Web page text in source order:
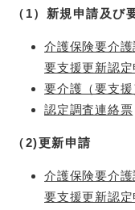
（1）新規申請及び
介護保険要介
要支援更新認
要介護（要支
認定調査連絡票
（2)更新申請​
介護保険要介
要支援更新認